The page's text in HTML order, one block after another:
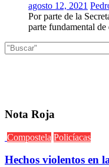
agosto 12, 2021
Por parte de la
parte fundamental de
Nota Roja
Compostela Policíacas
Hechos violentos en